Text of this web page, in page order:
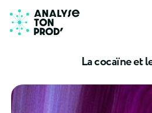
Aller au contenu
La cocaïne et